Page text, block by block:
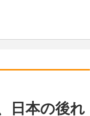
日本の後れ